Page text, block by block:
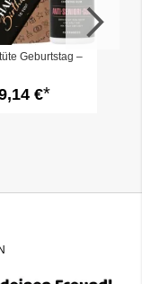
Geburtstag –
„Alles
(Set 3)
€